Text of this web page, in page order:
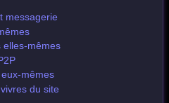
messagerie
elles-mêmes
mêmes
du site